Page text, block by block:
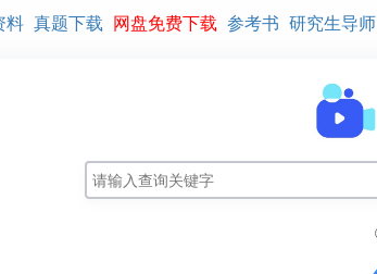
料 真题下载 网盘免费下载 参考书 研究生导师